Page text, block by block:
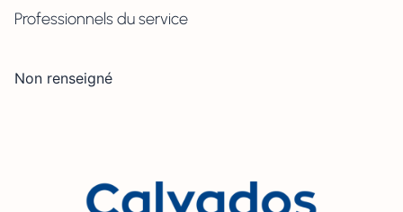
Professionnels du service
Non renseigné